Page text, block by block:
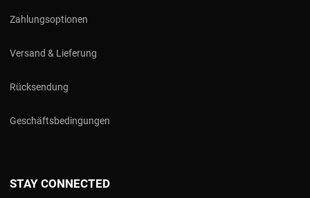
Zahlungsoptionen
Versand & Lieferung
Rücksendung
Geschäftsbedingungen
STAY CONNECTED